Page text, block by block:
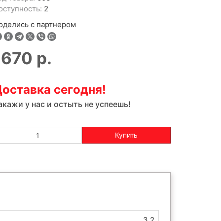
2
с партнером
р.
сегодня!
у нас и остыть не успеешь!
Купить